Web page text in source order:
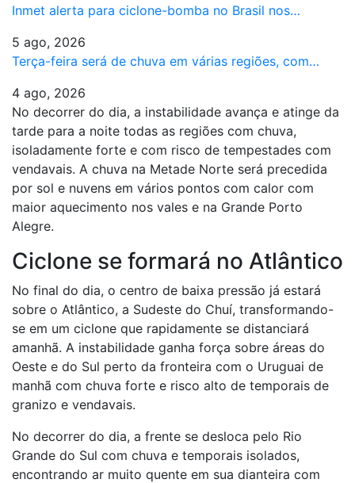
Inmet alerta para ciclone-bomba no Brasil nos…
5 ago, 2026
Terça-feira será de chuva em várias regiões, com…
4 ago, 2026
No decorrer do dia, a instabilidade avança e atinge da
tarde para a noite todas as regiões com chuva,
isoladamente forte e com risco de tempestades com
vendavais. A chuva na Metade Norte será precedida
por sol e nuvens em vários pontos com calor com
maior aquecimento nos vales e na Grande Porto
Alegre.
Ciclone se formará no Atlântico
No final do dia, o centro de baixa pressão já estará
sobre o Atlântico, a Sudeste do Chuí, transformando-
se em um ciclone que rapidamente se distanciará
amanhã. A instabilidade ganha força sobre áreas do
Oeste e do Sul perto da fronteira com o Uruguai de
manhã com chuva forte e risco alto de temporais de
granizo e vendavais.
No decorrer do dia, a frente se desloca pelo Rio
Grande do Sul com chuva e temporais isolados,
encontrando ar muito quente em sua dianteira com